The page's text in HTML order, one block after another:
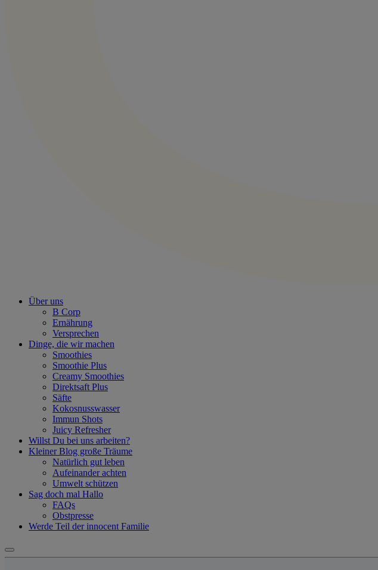
Über uns
B Corp
Ernährung
Versprechen
Dinge, die wir machen
Smoothies
Smoothie Plus
Creamy Smoothies
Direktsaft Plus
Säfte
Kokosnusswasser
Immun Shots
Juicy Refresher
Willst Du bei uns arbeiten?
Kleiner Blog große Träume
Natürlich gut leben
Aufeinander achten
Umwelt schützen
Sag doch mal Hallo
FAQs
Obstpresse
Werde Teil der innocent Familie